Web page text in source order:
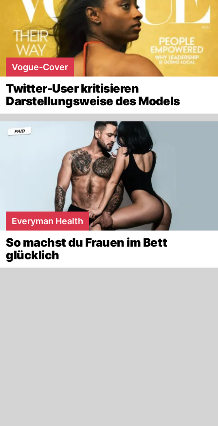
Vogue-Cover
Twitter-User kritisieren
Darstellungsweise des Models
Everyman Health
So machst du Frauen im Bett
glücklich